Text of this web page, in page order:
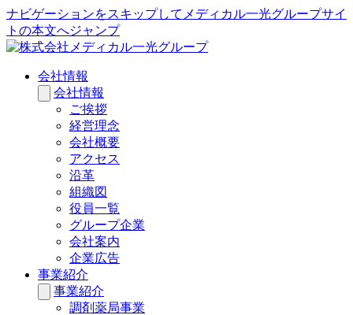
ナビゲーションをスキップしてメディカル一光グループサイ
トの本文へジャンプ
会社情報
会社情報
ご挨拶
経営理念
会社概要
アクセス
沿革
組織図
役員一覧
グループ企業
会社案内
企業広告
事業紹介
事業紹介
調剤薬局事業